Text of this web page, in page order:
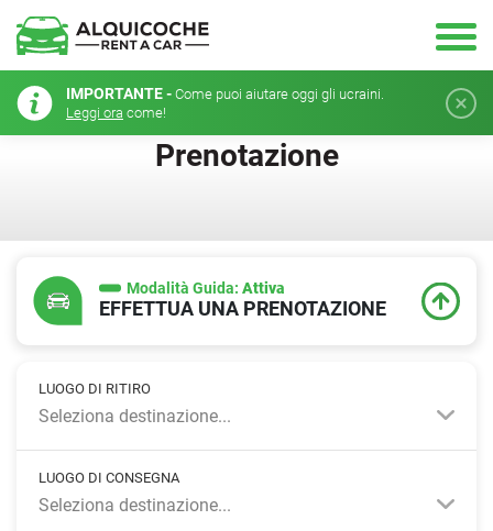
IMPORTANTE - Come puoi aiutare oggi gli ucraini.
Leggi ora come!
Prenotazione
Modalità Guida: Attiva
EFFETTUA UNA PRENOTAZIONE
LUOGO DI RITIRO
Seleziona destinazione...
LUOGO DI CONSEGNA
Seleziona destinazione...